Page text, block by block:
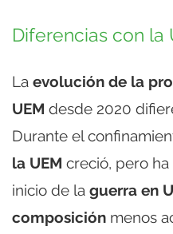
Diferencias con la
La evolución de la
UEM desde 2020
Durante el
la UEM creció, pero
inicio de la guerra en
composición menos